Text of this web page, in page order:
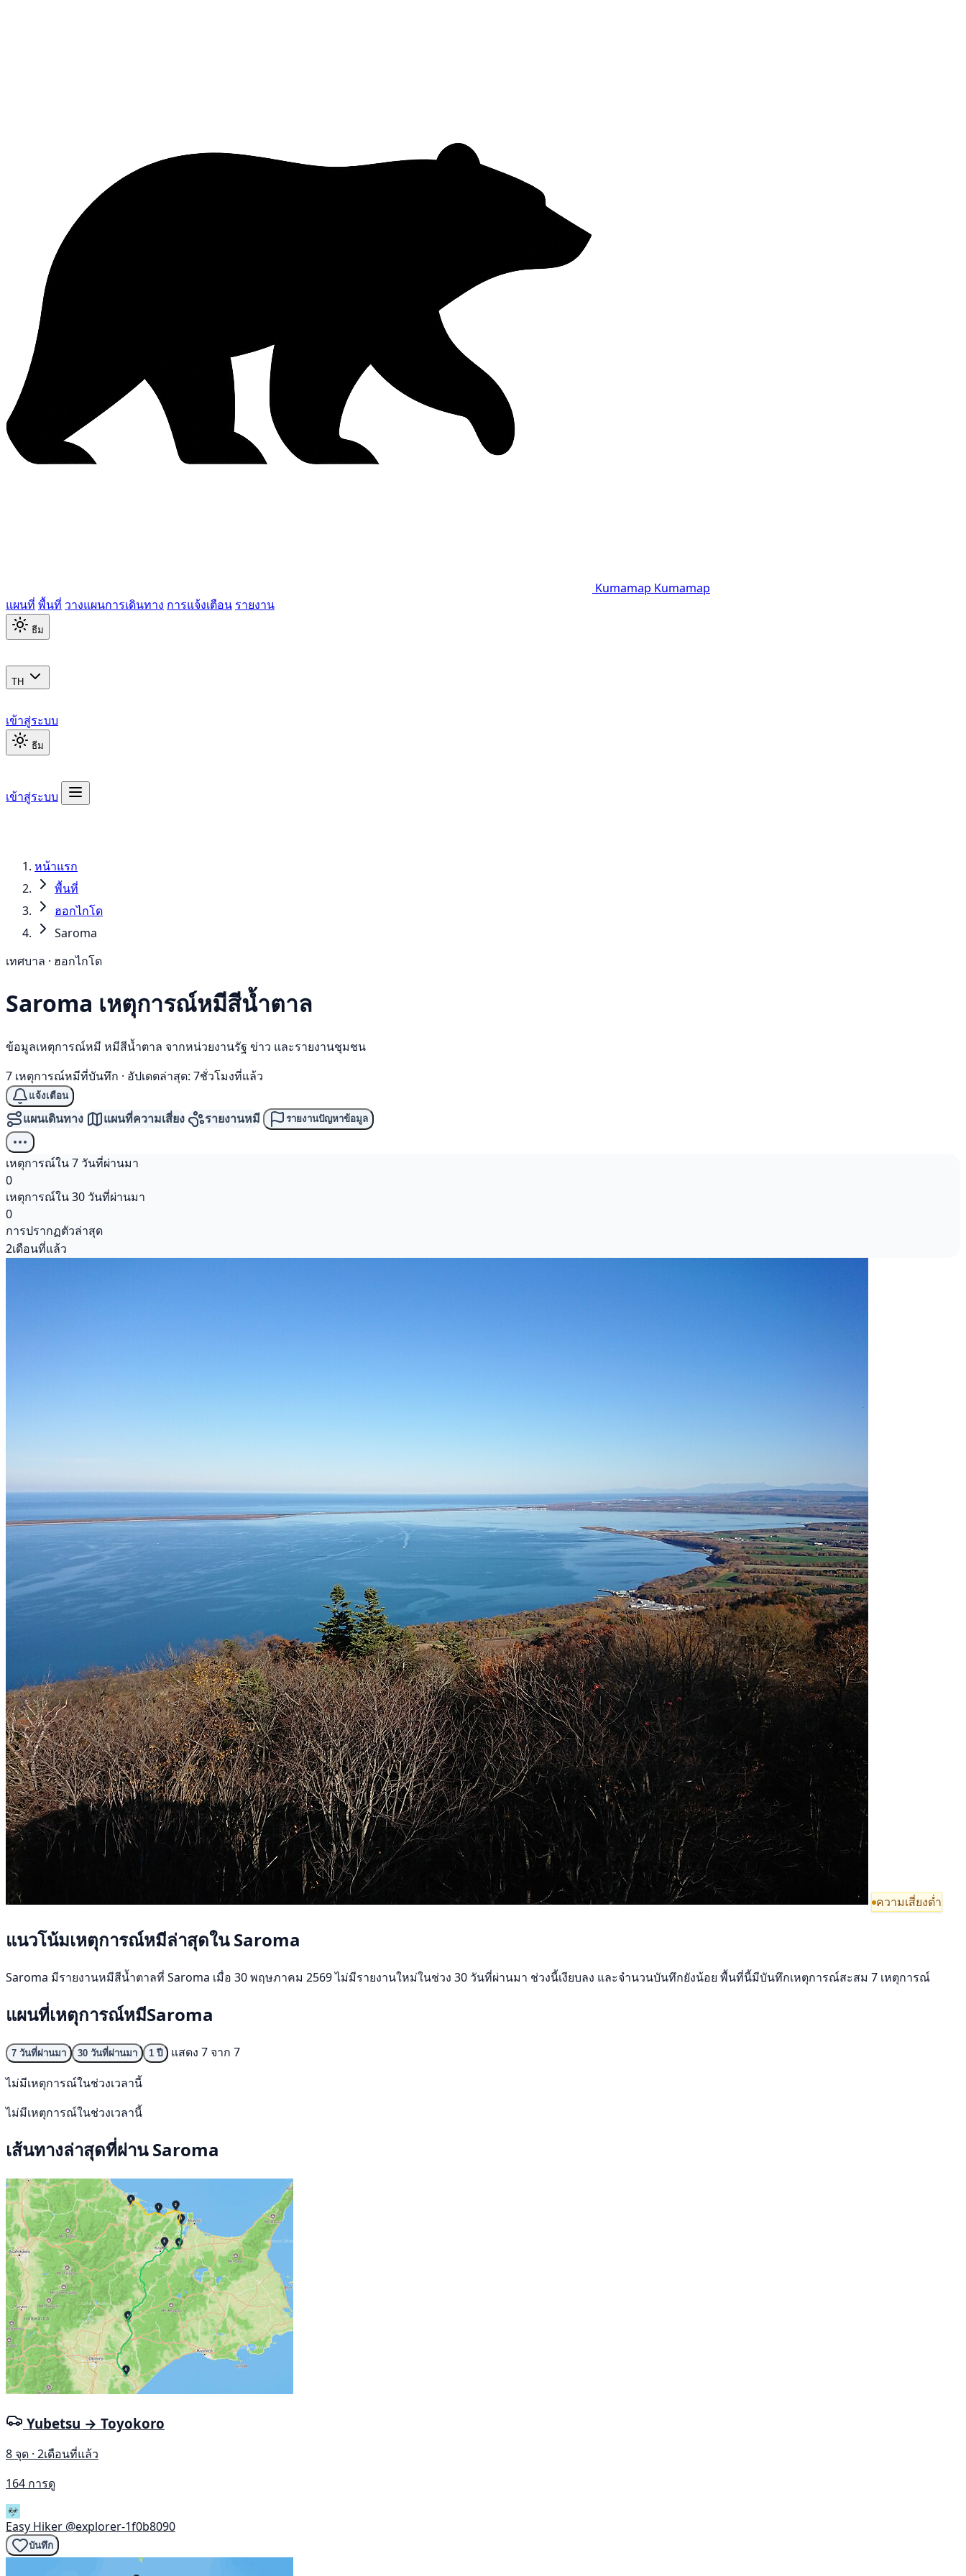
Kumamap Kumamap
แผนที่ พื้นที่ วางแผนการเดินทาง การแจ้งเตือน รายงาน
ธีม
TH
เข้าสู่ระบบ
ธีม
เข้าสู่ระบบ
หน้าแรก
พื้นที่
ฮอกไกโด
Saroma
เทศบาล · ฮอกไกโด
Saroma เหตุการณ์หมีสีน้ำตาล
ข้อมูลเหตุการณ์หมี หมีสีน้ำตาล จากหน่วยงานรัฐ ข่าว และรายงานชุมชน
7 เหตุการณ์หมีที่บันทึก · อัปเดตล่าสุด: 7ชั่วโมงที่แล้ว
แจ้งเตือน
แผนเดินทาง แผนที่ความเสี่ยง รายงานหมี รายงานปัญหาข้อมูล
เหตุการณ์ใน 7 วันที่ผ่านมา
0
เหตุการณ์ใน 30 วันที่ผ่านมา
0
การปรากฏตัวล่าสุด
2เดือนที่แล้ว
ความเสี่ยงต่ำ
แนวโน้มเหตุการณ์หมีล่าสุดใน Saroma
Saroma มีรายงานหมีสีน้ำตาลที่ Saroma เมื่อ 30 พฤษภาคม 2569 ไม่มีรายงานใหม่ในช่วง 30 วันที่ผ่านมา ช่วงนี้เงียบลง และจำนวนบันทึกยังน้อย พื้นที่นี้มีบันทึกเหตุการณ์สะสม 7 เหตุการณ์
แผนที่เหตุการณ์หมีSaroma
7 วันที่ผ่านมา 30 วันที่ผ่านมา 1 ปี
แสดง 7 จาก 7
ไม่มีเหตุการณ์ในช่วงเวลานี้
ไม่มีเหตุการณ์ในช่วงเวลานี้
เส้นทางล่าสุดที่ผ่าน Saroma
Yubetsu → Toyokoro
8 จุด · 2เดือนที่แล้ว
164 การดู
Easy Hiker @explorer-1f0b8090
บันทึก